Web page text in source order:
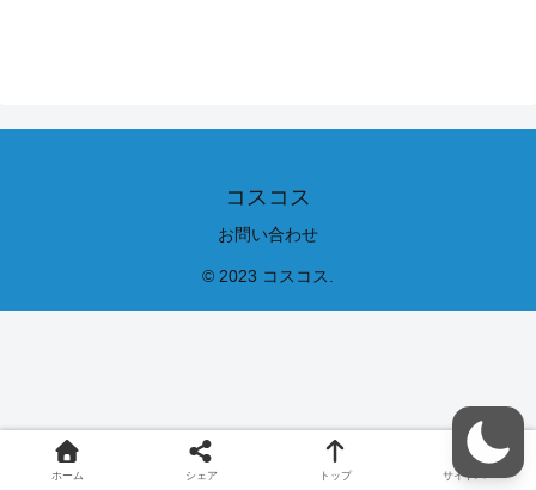
コスコス
お問い合わせ
© 2023 コスコス.
ホーム シェア トップ サイドバー